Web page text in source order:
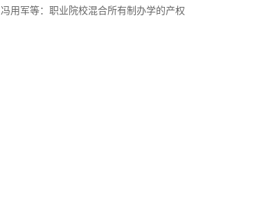
底...
冯用军等：职业院校混合所有制办学的产权